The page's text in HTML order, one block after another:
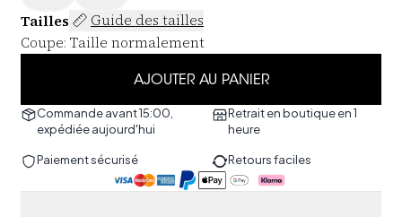
Tailles
Guide des tailles
Coupe: Taille normalement
AJOUTER AU PANIER
Commande avant 15:00,
expédiée aujourd'hui
Retrait en boutique en 1
heure
Paiement sécurisé Retours faciles